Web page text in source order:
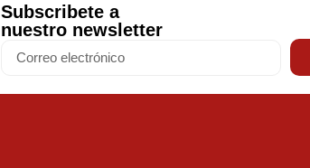
Subscribete a
nuestro newsletter